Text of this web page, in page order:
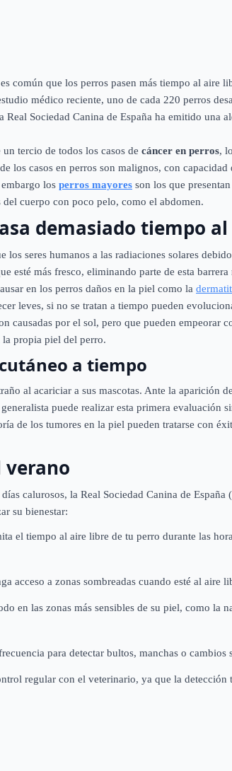
común que los perros pasen más tiempo al aire
médico reciente, uno de cada 220 perros
Sociedad Canina de España ha emitido una
tercio de todos los casos de cáncer en perros,
los casos en perros son malignos, con
los perros mayores son los que
cuerpo con poco pelo, como el abdomen.
demasiado tiempo al
los seres humanos a las radiaciones solares
esté más fresco, eliminando parte de esta
en los perros daños en la piel como la
leves, si no se tratan a tiempo pueden
causadas por el sol, pero que pueden empeorar
la propia piel del perro.
a tiempo
al acariciar a sus mascotas. Ante la aparición
puede realizar esta primera evaluación
de los tumores en la piel pueden tratarse con
verano
calurosos, la Real Sociedad Canina de
su bienestar:
el tiempo al aire libre de tu perro durante las
acceso a zonas sombreadas cuando esté al aire
en las zonas más sensibles de su piel, como la
para detectar bultos, manchas o
regular con el veterinario, ya que la detección